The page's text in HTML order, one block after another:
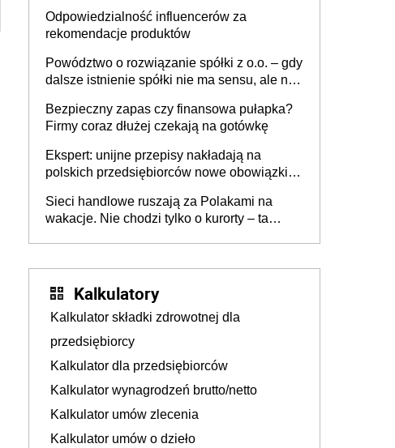
Odpowiedzialność influencerów za
rekomendacje produktów
Powództwo o rozwiązanie spółki z o.o. – gdy
dalsze istnienie spółki nie ma sensu, ale nie
Bezpieczny zapas czy finansowa pułapka?
Firmy coraz dłużej czekają na gotówkę
Ekspert: unijne przepisy nakładają na
polskich przedsiębiorców nowe obowiązki w
Sieci handlowe ruszają za Polakami na
wakacje. Nie chodzi tylko o kurorty – ta
Kalkulatory
Kalkulator składki zdrowotnej dla
przedsiębiorcy
Kalkulator dla przedsiębiorców
Kalkulator wynagrodzeń brutto/netto
Kalkulator umów zlecenia
Kalkulator umów o dzieło